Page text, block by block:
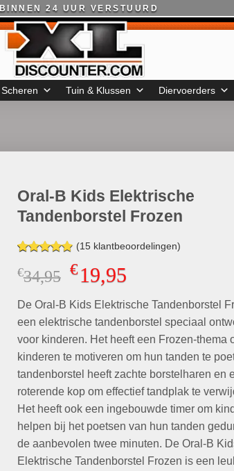
BINNEN 24 UUR VERSTUURD
Scheren Tuin & Klussen Diervoerders
Oral-B Kids Elektrische
Tandenborstel Frozen
Gewaardeerd
4.87op 5
gebaseerd
waarderingen
(15klantbeoordelingen)
€34,95 Oorspronkelijke
was:
€34,95.
€19,95Huidige
is:
€19,95.
De Oral-B Kids Elektrische Tandenborstel
een elektrische tandenborstel speciaal
voor kinderen. Het heeft een Frozen-thema
kinderen te motiveren om hun tanden te
tandenborstel heeft zachte borstelharen en
roterende kop om effectief tandplak te
Het heeft ook een ingebouwde timer om
helpen bij het poetsen van hun tanden
de aanbevolen twee minuten. De Oral-B
Elektrische Tandenborstel Frozen is een